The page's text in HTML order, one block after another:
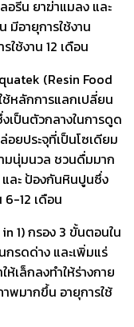
รีน ยาฆ่าแมลง และ
มีอายุการใช้งาน
ใช้งาน 12 เดือน
(Resin Food
ช้หลักการแลกเปลี่ยน
เป็นตัวกลางในการดูด
ยประจุที่เป็นโซเดียม
มนุ่มนวล ชวนดื่มมาก
ละ ป้องกันหินปูนซึ่ง
6-12 เดือน
1) กรอง 3 ขั้นตอนใน
รดด่าง และเพิ่มแร่
เล็กลงทำให้ร่างกาย
พมากขึ้น อายุการใช้